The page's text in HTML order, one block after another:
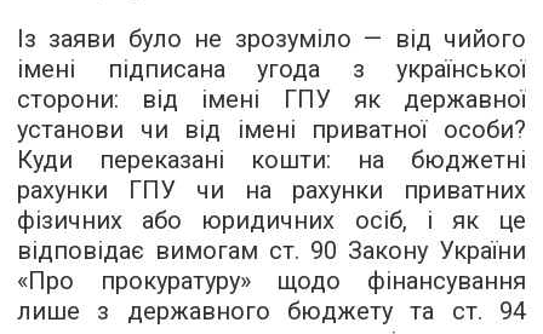
Із заяви було не зрозуміло — від чийого
імені підписана угода з української
сторони: від імені ГПУ як державної
установи чи від імені приватної особи?
Куди переказані кошти: на бюджетні
рахунки ГПУ чи на рахунки приватних
фізичних або юридичних осіб, і як це
відповідає вимогам ст. 90 Закону України
«Про прокуратуру» щодо фінансування
лише з державного бюджету та ст. 94